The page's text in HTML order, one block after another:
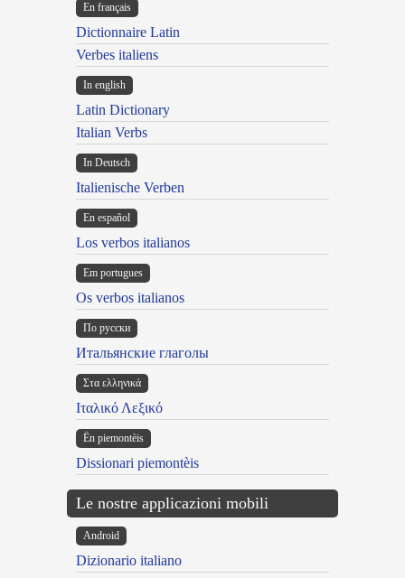
En français
Dictionnaire Latin
Verbes italiens
In english
Latin Dictionary
Italian Verbs
In Deutsch
Italienische Verben
En español
Los verbos italianos
Em portugues
Os verbos italianos
По русски
Итальянские глаголы
Στα ελληνικά
Ιταλικό Λεξικό
Ën piemontèis
Dissionari piemontèis
Le nostre applicazioni mobili
Android
Dizionario italiano